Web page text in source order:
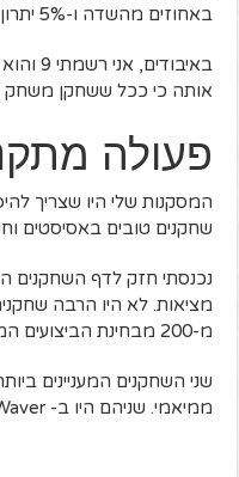
באחוזים מהשדה ו-5% יתרון לו באחוזים מהקו.
אותה כי ככל ששחקן משחק
פעולה
המסקנות שלי היו שצריך
שחקנים טובים באסיסטים
נכנסתי חזק לדף השחקנים
מציאות. לא היו הרבה
מ-200 מבחינת הביצועים המשוקללים.
שני השחקנים המעניינים
ממיאמי. שניהם היו ב- Waver.